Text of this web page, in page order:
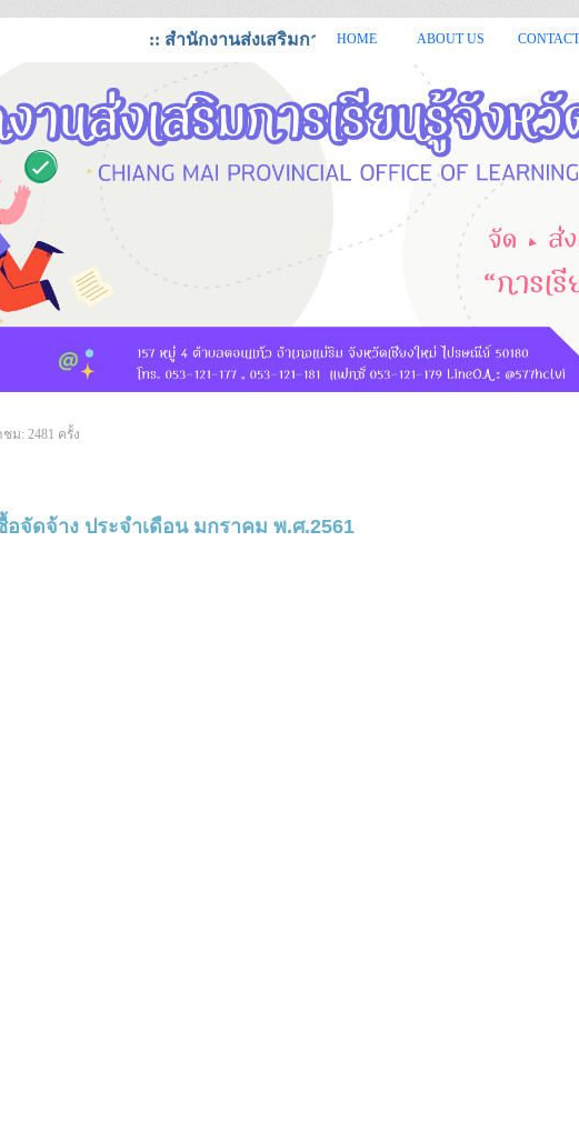
:: สำนักงานส่งเสริมการเรียนรู้จังหวัดเชียงใหม่ ยินดีต้อ
HOME ABOUT US CONTACT
ม: 2481 ครั้ง
จัดจ้าง ประจำเดือน มกราคม พ.ศ.2561